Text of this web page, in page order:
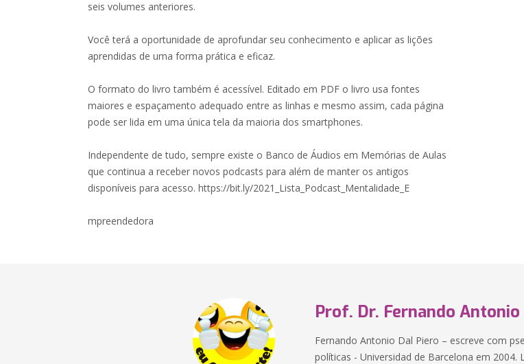
seis volumes anteriores.
Você terá a oportunidade de aprofundar seu conhecimento e aplicar as lições
aprendidas de uma forma prática e eficaz.
O formato do livro também é acessível. Editado em PDF o livro usa fontes
maiores e espaçamento adequado entre as linhas e mesmo assim, cada página
pode ser lida em uma única tela da maioria dos smartphones.
Independente de tudo, sempre existe o Banco de Áudios em Memórias de Aulas
que continua a receber novos podcasts para além de manter os antigos
disponíveis para acesso. https://bit.ly/2021_Lista_Podcast_Mentalidade_E
mpreendedora
Prof. Dr. Fernando
Fernando Antonio Dal Piero – escreve com
políticas - Universidad de Barcelona em